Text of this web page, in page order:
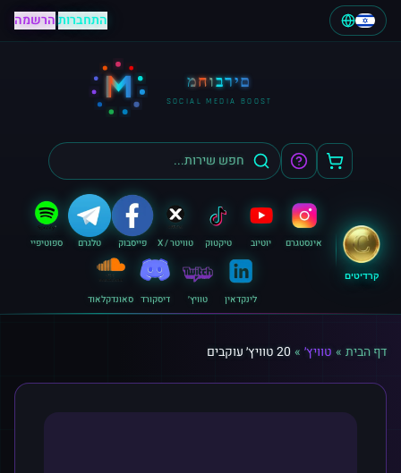
התחברות|הרשמה
M מחוברים
SOCIAL MEDIA BOOST
קרדיטים
אינסטגרם יוטיוב טיקטוק טוויטר / X פייסבוק טלגרם ספוטיפיי
לינקדאין טוויץ׳ דיסקורד סאונדקלאוד
דף הבית » טוויץ׳ »20 טוויץ׳ עוקבים